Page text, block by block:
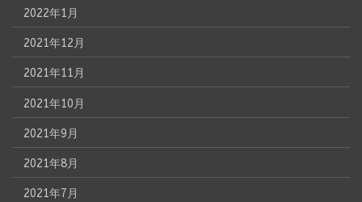
2022年1月
2021年12月
2021年11月
2021年10月
2021年9月
2021年8月
2021年7月